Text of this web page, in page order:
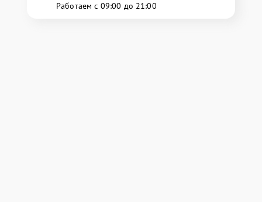
Работаем с 09:00 до 21:00